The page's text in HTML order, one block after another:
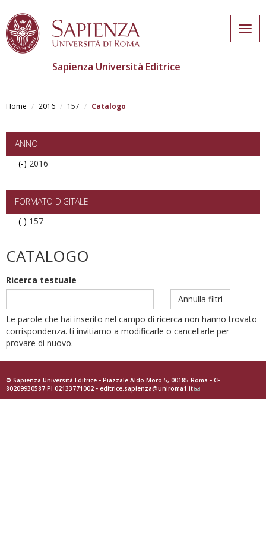
main
Sapienza Università Editrice
Home 2016 157 Catalogo
ANNO
(-) Remove
filter
2016
FORMATO DIGITALE
(-) Remove
157
CATALOGO
Ricerca testuale
Annulla filtri
Le parole che hai inserito nel campo di ricerca non hanno trovato
corrispondenza. ti invitiamo a modificarle o cancellarle per
provare di nuovo.
© Sapienza Università Editrice - Piazzale Aldo Moro 5, 00185 Roma - CF
80209930587 PI 02133771002 - editrice.sapienza@uniroma1.it(link
sends